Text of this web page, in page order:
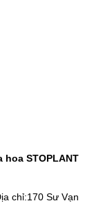
STOPLANT
chỉ:170 Sư Vạn